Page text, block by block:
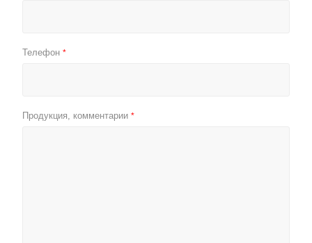
Телефон *
Продукция, комментарии *